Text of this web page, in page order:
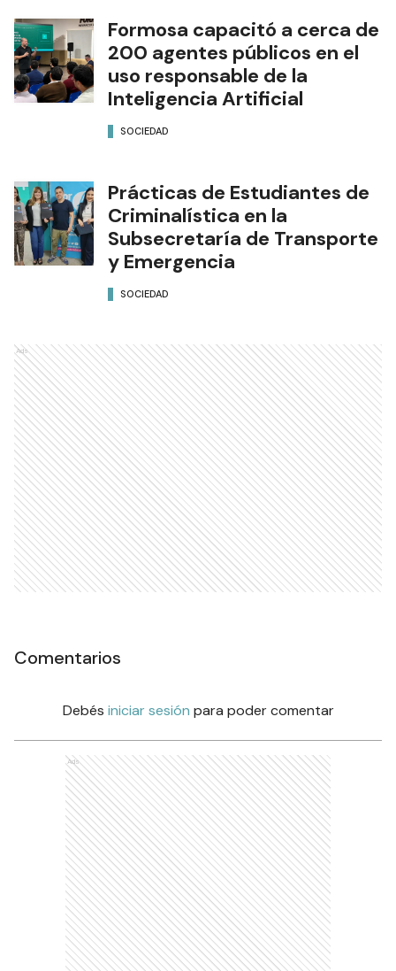
Formosa capacitó a cerca de
200 agentes públicos en el
uso responsable de la
Inteligencia Artificial
SOCIEDAD
Prácticas de Estudiantes de
Criminalística en la
Subsecretaría de Transporte
y Emergencia
SOCIEDAD
Ads
Comentarios
Debés iniciar sesión para poder comentar
Ads